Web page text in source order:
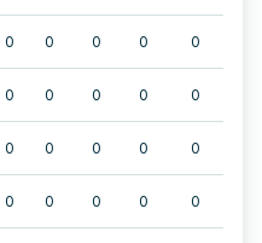
0 0 0 0 0
0 0 0 0 0
0 0 0 0 0
0 0 0 0 0